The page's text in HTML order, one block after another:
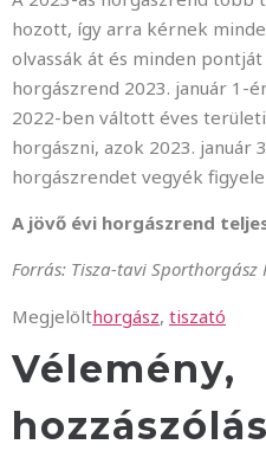
hozott, így arra kérnek
olvassák át és minden
horgászrend 2023. január 1-
2022-ben váltott éves
horgászni, azok 2023. január
horgászrendet vegyék
A jövő évi horgászrend
Forrás: Tisza-tavi Sporthorgász
Megjelölthorgász, tiszató
Vélemény,